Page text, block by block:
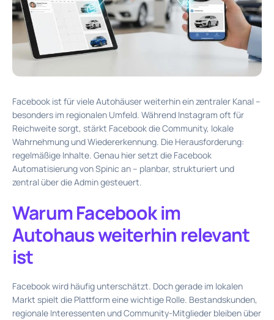
Facebook ist für viele Autohäuser weiterhin ein zentraler Kanal –
besonders im regionalen Umfeld. Während Instagram oft für
Reichweite sorgt, stärkt Facebook die Community, lokale
Wahrnehmung und Wiedererkennung. Die Herausforderung:
regelmäßige Inhalte. Genau hier setzt die Facebook
Automatisierung von Spinic an – planbar, strukturiert und
zentral über die Admin gesteuert.
Warum Facebook im
Autohaus weiterhin relevant
ist
Facebook wird häufig unterschätzt. Doch gerade im lokalen
Markt spielt die Plattform eine wichtige Rolle. Bestandskunden,
regionale Interessenten und Community-Mitglieder bleiben über